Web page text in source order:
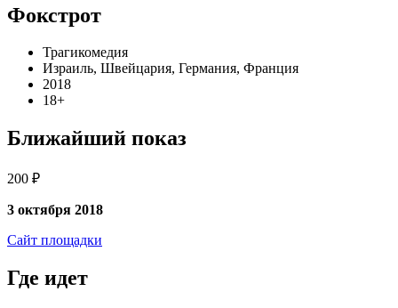
Фокстрот
Трагикомедия
Израиль, Швейцария, Германия, Франция
2018
18+
Ближайший показ
200 ₽
3 октября 2018
Сайт площадки
Где идет